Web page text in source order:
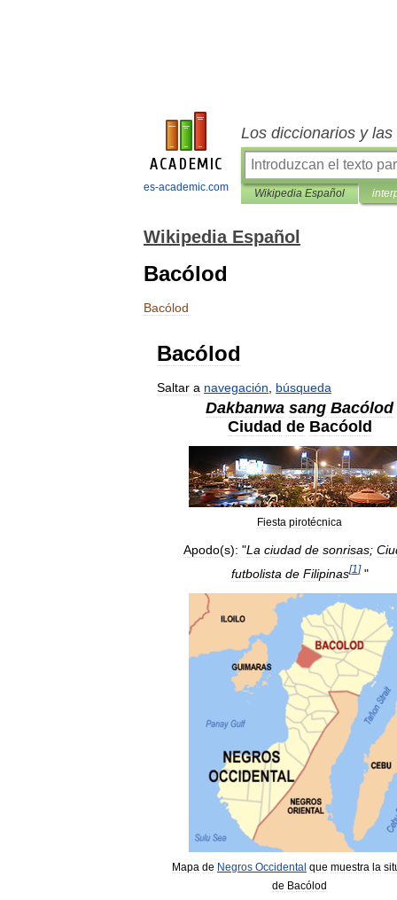
es-academic.com
Los diccionarios y
Wikipedia Español
Wikipedia Español
Bacólod
Bacólod
Bacólod
Saltar a navegación búsqueda
Dakbanwa sang Bacólod
Ciudad de Bacóold
Fiesta pirotécnica
Apodo(s): "La ciudad de sonrisas;
futbolista de Filipinas[1 ]"
Mapa de Negros Occidental que muestra la
de Bacólod